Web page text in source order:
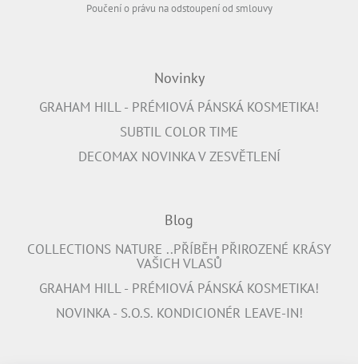
Poučení o právu na odstoupení od smlouvy
Novinky
GRAHAM HILL - PRÉMIOVÁ PÁNSKÁ KOSMETIKA!
SUBTIL COLOR TIME
DECOMAX NOVINKA V ZESVĚTLENÍ
Blog
COLLECTIONS NATURE ..PŘÍBĚH PŘIROZENÉ KRÁSY
VAŠICH VLASŮ
GRAHAM HILL - PRÉMIOVÁ PÁNSKÁ KOSMETIKA!
NOVINKA - S.O.S. KONDICIONÉR LEAVE-IN!